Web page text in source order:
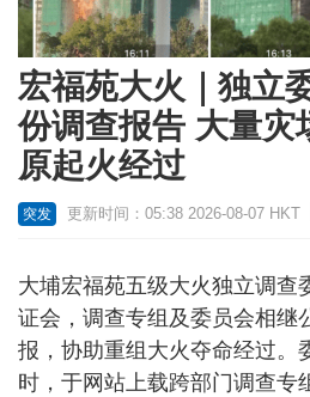
宏福苑大火｜独立
份调查报告 大量灾
原起火经过
突发 更新时间：05:38 2026-08-07 HKT
大埔宏福苑五级大火独立调查
证会，调查专组及委员会相继
报，协助重组大火夺命经过。
时，于网站上载跨部门调查专